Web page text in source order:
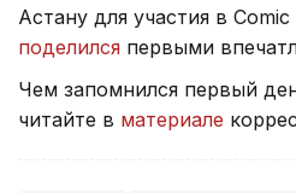
Астану для участия в
поделился первыми
Чем запомнился первый
читайте в материале